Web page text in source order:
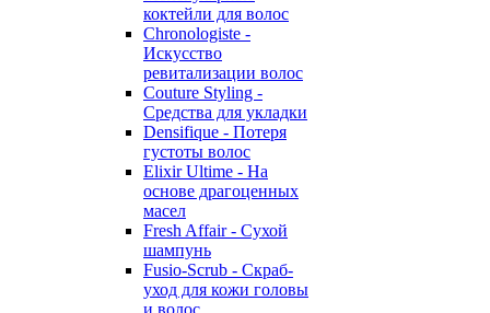
коктейли для волос
Chronologiste -
Искусство
ревитализации волос
Couture Styling -
Средства для укладки
Densifique - Потеря
густоты волос
Elixir Ultime - На
основе драгоценных
масел
Fresh Affair - Сухой
шампунь
Fusio-Scrub - Скраб-
уход для кожи головы
и волос